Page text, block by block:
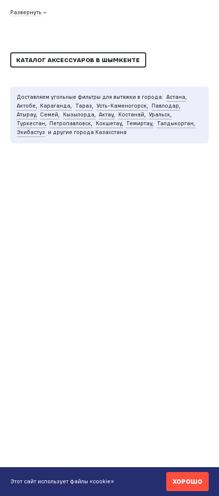
Развернуть
КАТАЛОГ АКСЕССУАРОВ В ШЫМКЕНТЕ
Доставляем угольные фильтры для вытяжки в города: Астана,
Актобе, Караганда, Тараз, Усть-Каменогорск,
Павлодар,
Атырау, Семей, Кызылорда, Актау, Костанай, Уральск,
Туркестан, Петропавловск, Кокшетау, Темиртау,
Талдыкорган,
Экибастуз и другие города Казахстана
Этот сайт использует файлы «cookie» ХОРОШО